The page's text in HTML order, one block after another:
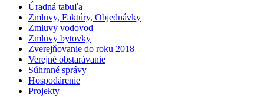
Úradná tabuľa
Zmluvy, Faktúry, Objednávky
Zmluvy vodovod
Zmluvy bytovky
Zverejňovanie do roku 2018
Verejné obstarávanie
Súhrnné správy
Hospodárenie
Projekty